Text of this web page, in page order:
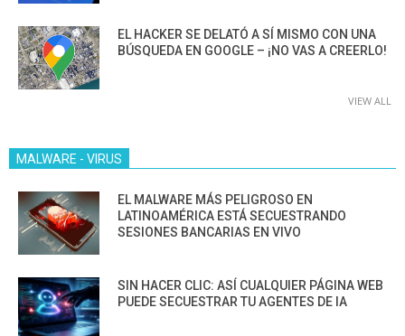
EL HACKER SE DELATÓ A SÍ MISMO CON UNA
BÚSQUEDA EN GOOGLE – ¡NO VAS A CREERLO!
VIEW ALL
MALWARE - VIRUS
EL MALWARE MÁS PELIGROSO EN
LATINOAMÉRICA ESTÁ SECUESTRANDO
SESIONES BANCARIAS EN VIVO
SIN HACER CLIC: ASÍ CUALQUIER PÁGINA WEB
PUEDE SECUESTRAR TU AGENTES DE IA